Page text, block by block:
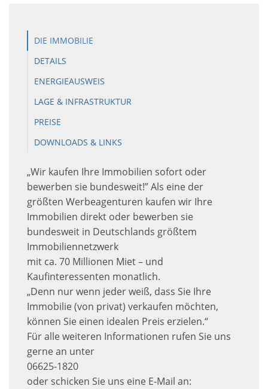
DIE IMMOBILIE
DETAILS
ENERGIEAUSWEIS
LAGE & INFRASTRUKTUR
PREISE
DOWNLOADS & LINKS
„Wir kaufen Ihre Immobilien sofort oder
bewerben sie bundesweit!” Als eine der
größten Werbeagenturen kaufen wir Ihre
Immobilien direkt oder bewerben sie
bundesweit in Deutschlands größtem
Immobiliennetzwerk
mit ca. 70 Millionen Miet – und
Kaufinteressenten monatlich.
„Denn nur wenn jeder weiß, dass Sie Ihre
Immobilie (von privat) verkaufen möchten,
können Sie einen idealen Preis erzielen.“
Für alle weiteren Informationen rufen Sie uns
gerne an unter
06625-1820
oder schicken Sie uns eine E-Mail an: